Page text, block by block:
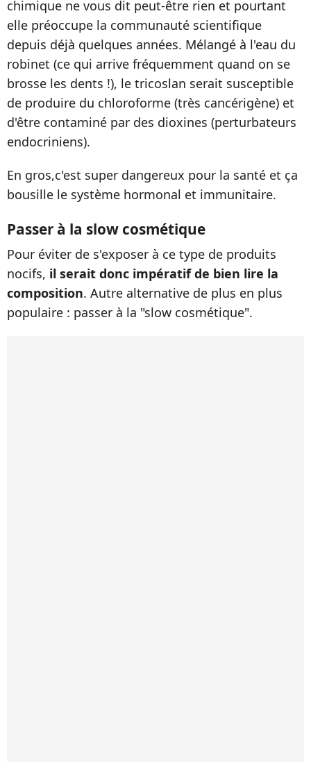
chimique ne vous dit peut-être rien et pourtant
elle préoccupe la communauté scientifique
depuis déjà quelques années. Mélangé à l'eau du
robinet (ce qui arrive fréquemment quand on se
brosse les dents !), le tricoslan serait susceptible
de produire du chloroforme (très cancérigène) et
d'être contaminé par des dioxines (perturbateurs
endocriniens).
En gros,c'est super dangereux pour la santé et ça
bousille le système hormonal et immunitaire.
Passer à la slow cosmétique
Pour éviter de s'exposer à ce type de produits
nocifs, il serait donc impératif de bien lire la
composition. Autre alternative de plus en plus
populaire : passer à la "slow cosmétique".